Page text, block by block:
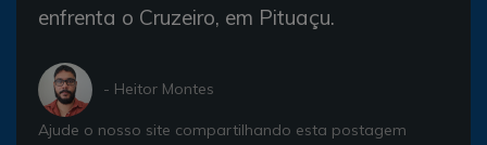
enfrenta o Cruzeiro, em Pituaçu.
- Heitor Montes
Ajude o nosso site compartilhando esta postagem